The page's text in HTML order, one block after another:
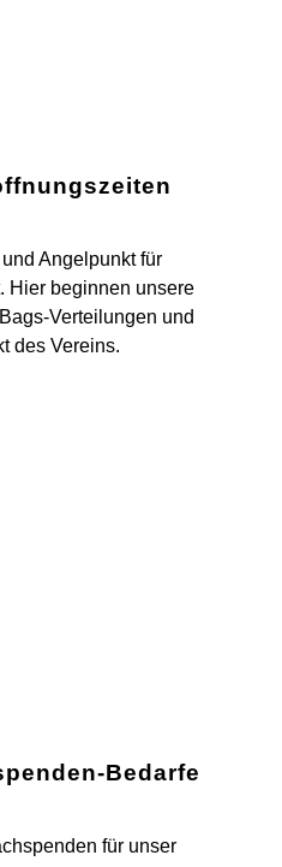
Angelpunkt für
Hier beginnen unsere
Verteilungen und
des Vereins.
Bedarfe
für unser